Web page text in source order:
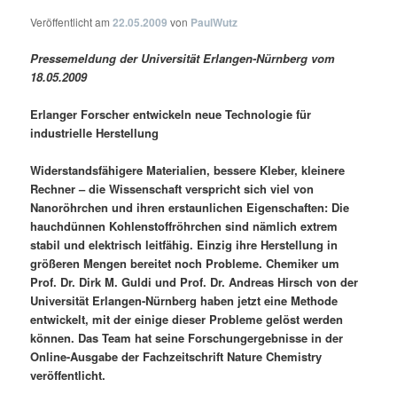
Veröffentlicht am22.05.2009 von PaulWutz
Pressemeldung der Universität Erlangen-Nürnberg vom
18.05.2009
Erlanger Forscher entwickeln neue Technologie für
industrielle Herstellung
Widerstandsfähigere Materialien, bessere Kleber, kleinere
Rechner – die Wissenschaft verspricht sich viel von
Nanoröhrchen und ihren erstaunlichen Eigenschaften: Die
hauchdünnen Kohlenstoffröhrchen sind nämlich extrem
stabil und elektrisch leitfähig. Einzig ihre Herstellung in
größeren Mengen bereitet noch Probleme. Chemiker um
Prof. Dr. Dirk M. Guldi und Prof. Dr. Andreas Hirsch von der
Universität Erlangen-Nürnberg haben jetzt eine Methode
entwickelt, mit der einige dieser Probleme gelöst werden
können. Das Team hat seine Forschungergebnisse in der
Online-Ausgabe der Fachzeitschrift Nature Chemistry
veröffentlicht.